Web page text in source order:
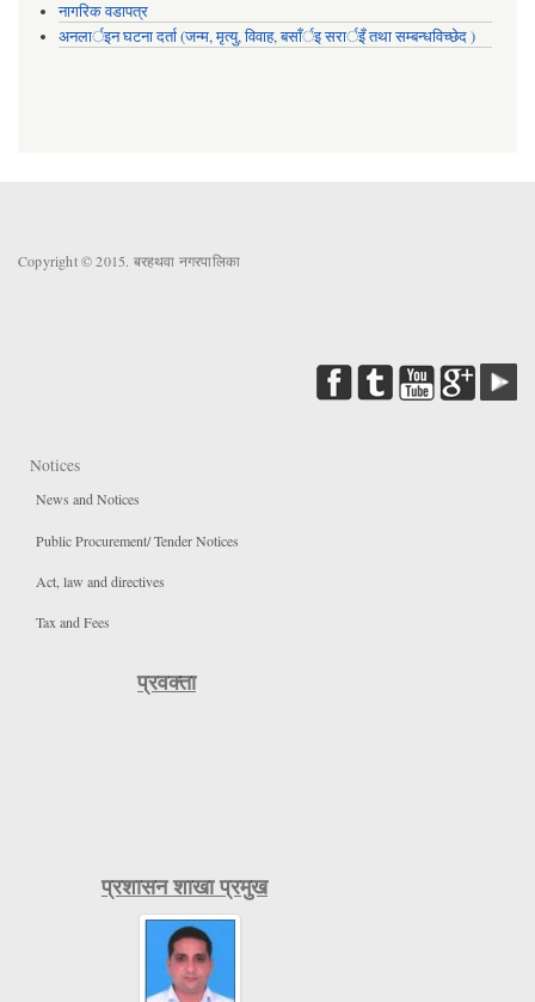
नागरिक वडापत्र
अनलार्इन घटना दर्ता (जन्म, मृत्यु, विवाह, बसाँर्इ सरार्इँ तथा सम्बन्धविच्छेद )
Copyright © 2015. बरहथवा नगरपालिका
Notices
News and Notices
Public Procurement/ Tender Notices
Act, law and directives
Tax and Fees
प्रवक्ता
प्रशासन शाखा प्रमुख